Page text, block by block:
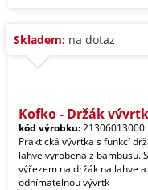
Skladem: na dotaz
Kofko - Držák
kód výrobku:21306013000
Praktická vývrtka s funkcí
lahve vyrobená z bambusu.
výřezem na držák na lahve a
odnímatelnou vývrtk